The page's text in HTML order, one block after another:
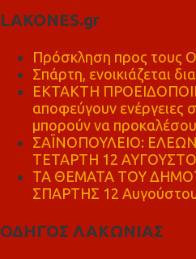
LAKONES.gr
Πρόσκληση προς τους
Σπάρτη, ενοικιάζεται
ΕΚΤΑΚΤΗ
αποφεύγουν ενέργειες
μπορούν να
ΣΑΪΝΟΠΟΥΛΕΙΟ:
ΤΕΤΑΡΤΗ 12
ΤΑ ΘΕΜΑΤΑ ΤΟΥ
ΣΠΑΡΤΗΣ 12
ΟΔΗΓΟΣ ΛΑΚΩΝΙΑΣ